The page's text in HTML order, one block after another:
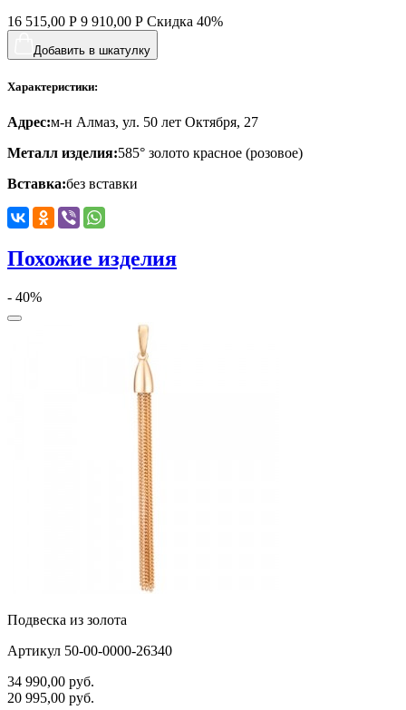
череп и кости
черепаха
яблочки
ящерки
16 515,00 Р 9 910,00 Р Скидка 40%
Добавить в шкатулку
Характеристики:
Адрес:м-н Алмаз, ул. 50 лет Октября, 27
Металл изделия:585° золото красное (розовое)
Вставка:без вставки
Похожие изделия
- 40%
Подвеска из золота
Артикул 50-00-0000-26340
34 990,00 руб.
20 995,00 руб.